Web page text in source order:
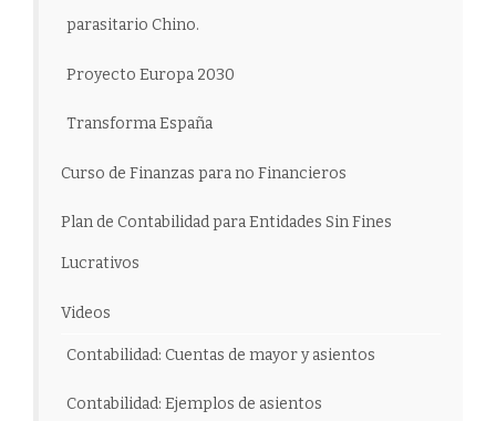
parasitario Chino.
Proyecto Europa 2030
Transforma España
Curso de Finanzas para no Financieros
Plan de Contabilidad para Entidades Sin Fines
Lucrativos
Videos
Contabilidad: Cuentas de mayor y asientos
Contabilidad: Ejemplos de asientos